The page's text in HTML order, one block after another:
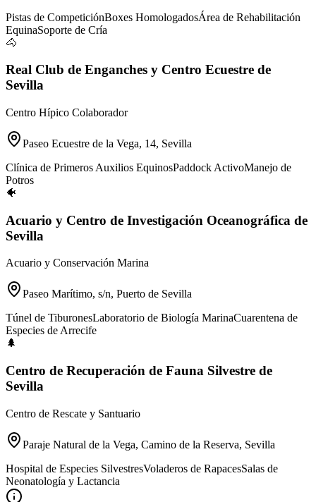
Pistas de CompeticiónBoxes HomologadosÁrea de Rehabilitación
EquinaSoporte de Cría
🐴
Real Club de Enganches y Centro Ecuestre de
Sevilla
Centro Hípico Colaborador
Paseo Ecuestre de la Vega, 14, Sevilla
Clínica de Primeros Auxilios EquinosPaddock ActivoManejo de
Potros
🐠
Acuario y Centro de Investigación Oceanográfica de
Sevilla
Acuario y Conservación Marina
Paseo Marítimo, s/n, Puerto de Sevilla
Túnel de TiburonesLaboratorio de Biología MarinaCuarentena de
Especies de Arrecife
🌲
Centro de Recuperación de Fauna Silvestre de
Sevilla
Centro de Rescate y Santuario
Paraje Natural de la Vega, Camino de la Reserva, Sevilla
Hospital de Especies SilvestresVoladeros de RapacesSalas de
Neonatología y Lactancia